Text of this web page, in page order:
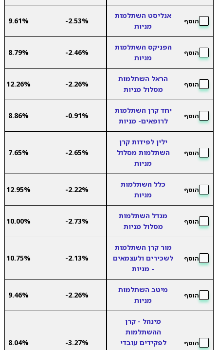
הוסף
אנליסט השתלמות
מניות
-2.53%
9.61%
הוסף
הפניקס השתלמות
מניות
-2.46%
8.79%
הוסף
הראל השתלמות
מסלול מניות
-2.26%
12.26%
הוסף
יחד קרן השתלמות
לרופאים- מניות
-0.91%
8.86%
הוסף
ילין לפידות קרן
השתלמות מסלול
מניות
-2.65%
7.65%
הוסף
כלל השתלמות
מניות
-2.22%
12.95%
הוסף
מגדל השתלמות
מסלול מניות
-2.73%
10.00%
הוסף
מור קרן השתלמות
לשכירים ולעצמאים
- מניות
-2.13%
10.75%
הוסף
מיטב השתלמות
מניות
-2.26%
9.46%
הוסף
מינהל - קרן
ההשתלמות
לפקידים עובדי
-3.27%
8.04%